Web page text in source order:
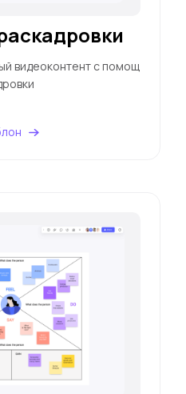
видеоконтент с помощ